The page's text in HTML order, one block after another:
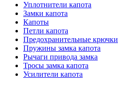
Уплотнители капота
Замки капота
Капоты
Петли капота
Предохранительные крючки
Пружины замка капота
Рычаги привода замка
Тросы замка капота
Усилители капота